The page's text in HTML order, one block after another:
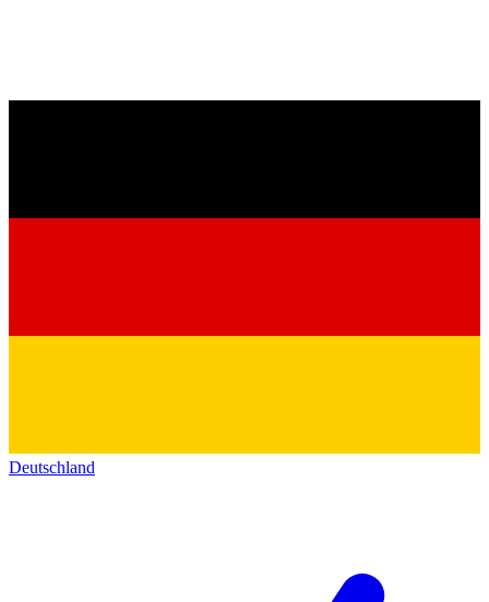
Deutschland